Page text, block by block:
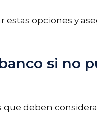
opciones y
si no
deben